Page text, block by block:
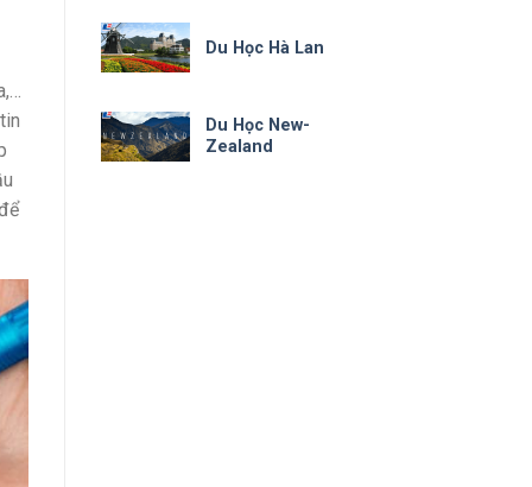
Du Học Hà Lan
Du Học New-
Zealand